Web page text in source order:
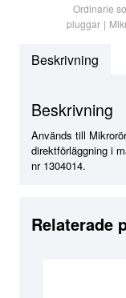
Ordinarie
pluggar |
Beskrivning
Beskrivning
Används till
direktförläggning i
nr 1304014.
Relaterade